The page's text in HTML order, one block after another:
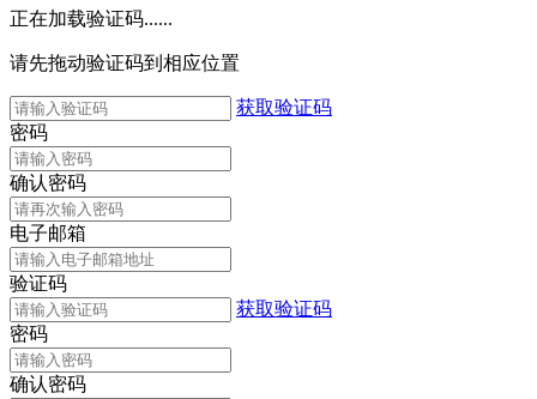
正在加载验证码......
请先拖动验证码到相应位置
获取验证码
密码
确认密码
电子邮箱
验证码
获取验证码
密码
确认密码